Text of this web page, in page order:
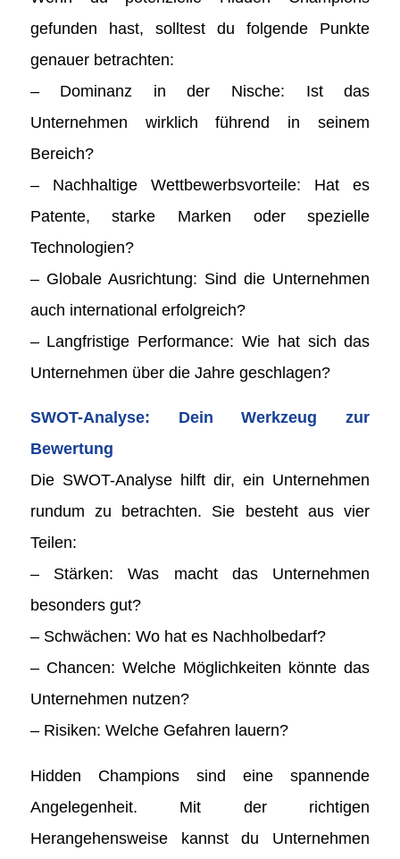
gefunden hast, solltest du folgende Punkte
genauer betrachten:
– Dominanz in der Nische: Ist das
Unternehmen wirklich führend in seinem
Bereich?
– Nachhaltige Wettbewerbsvorteile: Hat es
Patente, starke Marken oder spezielle
Technologien?
– Globale Ausrichtung: Sind die Unternehmen
auch international erfolgreich?
– Langfristige Performance: Wie hat sich das
Unternehmen über die Jahre geschlagen?
SWOT-Analyse: Dein Werkzeug zur
Bewertung
Die SWOT-Analyse hilft dir, ein Unternehmen
rundum zu betrachten. Sie besteht aus vier
Teilen:
– Stärken: Was macht das Unternehmen
besonders gut?
– Schwächen: Wo hat es Nachholbedarf?
– Chancen: Welche Möglichkeiten könnte das
Unternehmen nutzen?
– Risiken: Welche Gefahren lauern?
Hidden Champions sind eine spannende
Angelegenheit. Mit der richtigen
Herangehensweise kannst du Unternehmen